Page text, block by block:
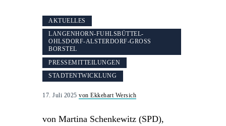
AKTUELLES
LANGENHORN-FUHLSBÜTTEL-
OHLSDORF-ALSTERDORF-GROSS B
ORSTEL
PRESSEMITTEILUNGEN
STADTENTWICKLUNG
17. Juli 2025 von Ekkehart Wersich
von Martina Schenkewitz (SPD),